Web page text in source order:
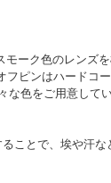
ーク色のレンズを
ピンはハードコ
色をご用意してい
ことで、埃や汗